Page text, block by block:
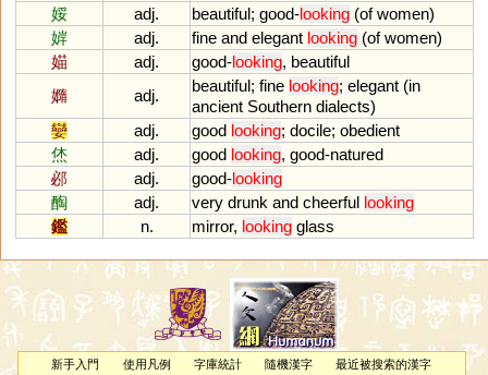
娞
adj. beautiful; good-looking (of women)
婩
adj. fine and elegant looking (of women)
媌
adj. good-looking, beautiful
嫷
adj.
beautiful; fine looking; elegant (in
ancient Southern dialects)
孌
adj. good looking; docile; obedient
烋
adj. good looking, good-natured
邲
adj. good-looking
醄
adj. very drunk and cheerful looking
鑑
n. mirror, looking glass
新手入門 使用凡例 字庫統計 隨機漢字
最近被搜索的漢字